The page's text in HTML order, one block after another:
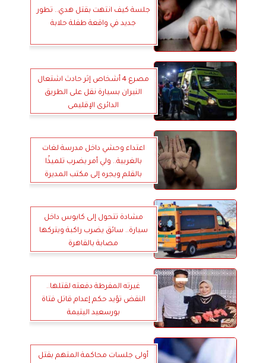
جلسة كيف انتهت بقتل هدي.. تطور
جديد في واقعة طفلة حلابة
مصرع 4 أشخاص إثر حادث اشتعال
النيران بسيارة نقل على الطريق
الدائرى الإقليمى
اعتداء وحشي داخل مدرسة لغات
بالغربية.. ولي أمر يضرب تلميذًا
بالقلم ويجره إلى مكتب المديرة
مشادة تتحول إلى كابوس داخل
سيارة.. سائق يضرب راكبة ويتركها
مصابة بالقاهرة
غيرته المفرطة دفعته لقتلها..
النقض تؤيد حكم إعدام قاتل فتاة
بورسعيد اليتيمة
أولى جلسات محاكمة المتهم بقتل